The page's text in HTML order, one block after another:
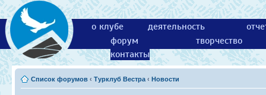
о клубе деятельность
форум
творчество
контакты
Список форумов ‹ Турклуб Вестра ‹ Новости